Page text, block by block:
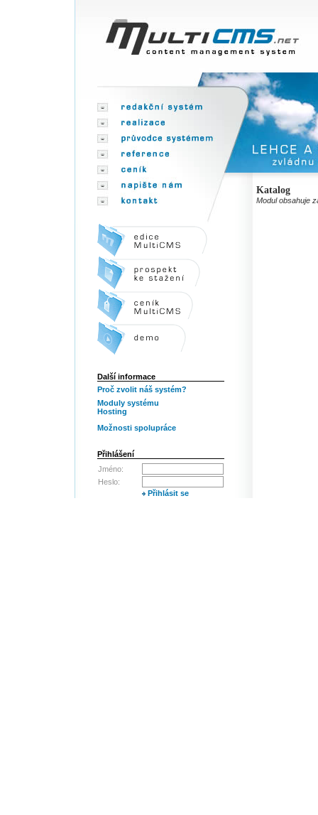
Další informace
Proč zvolit náš systém?
Moduly systému
Hosting
Možnosti spolupráce
Přihlášení
Jméno:
Heslo:
Přihlásit se
Katalog
Modul obsahuje